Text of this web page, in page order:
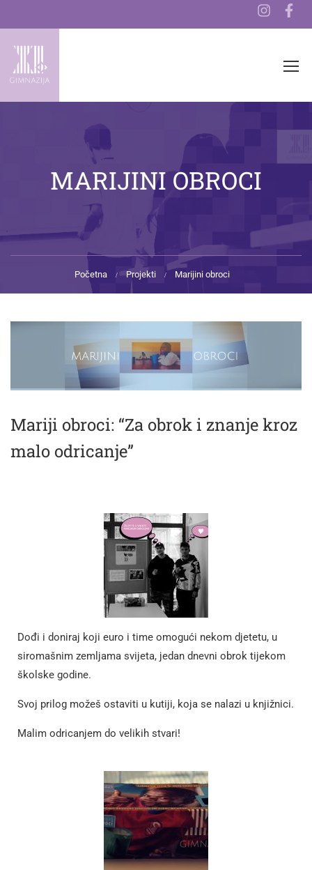
MARIJINI OBROCI
Početna Projekti Marijini obroci
Mariji obroci: “Za obrok i znanje kroz
malo odricanje”
Dođi i doniraj koji euro i time omogući nekom djetetu, u
siromašnim zemljama svijeta, jedan dnevni obrok tijekom
školske godine.
Svoj prilog možeš ostaviti u kutiji, koja se nalazi u knjižnici.
Malim odricanjem do velikih stvari!